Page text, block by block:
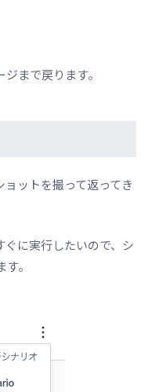
まで戻ります。
ットを撮って返ってき
ぐに実行したいので、シ
。